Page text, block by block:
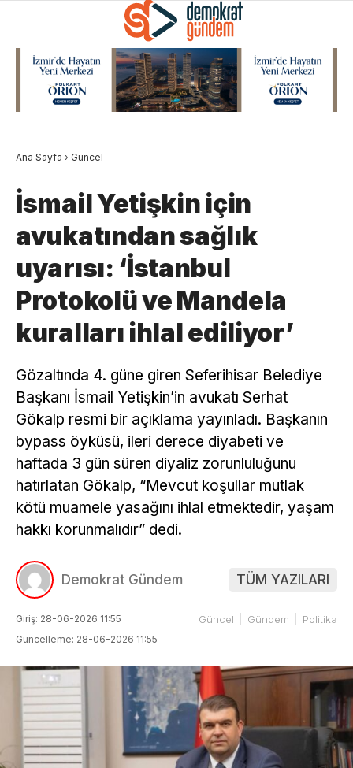
Ana Sayfa › Güncel
İsmail Yetişkin için
avukatından sağlık
uyarısı: ‘İstanbul
Protokolü ve Mandela
kuralları ihlal ediliyor’
Gözaltında 4. güne giren Seferihisar Belediye
Başkanı İsmail Yetişkin’in avukatı Serhat
Gökalp resmi bir açıklama yayınladı. Başkanın
bypass öyküsü, ileri derece diyabeti ve
haftada 3 gün süren diyaliz zorunluluğunu
hatırlatan Gökalp, “Mevcut koşullar mutlak
kötü muamele yasağını ihlal etmektedir, yaşam
hakkı korunmalıdır” dedi.
Demokrat Gündem TÜM YAZILARI
Giriş: 28-06-2026 11:55
Güncelleme: 28-06-2026 11:55
Güncel Gündem Politika